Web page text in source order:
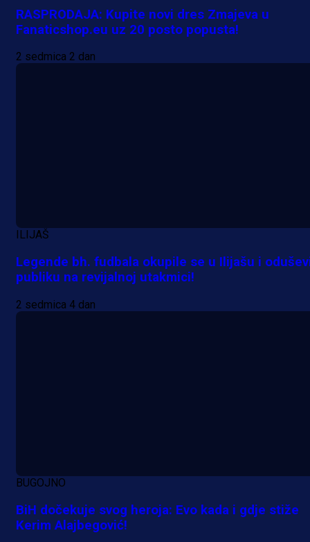
A Selekcija
Muharemović se ozbiljno nameće
Leedsu: Nova dobra partija bh.
RASPRODAJA: Kupite novi dres Zmajeva u
Fanaticshop.eu uz 20 posto popusta!
2 sedmica 2 dan
ILIJAŠ
Legende bh. fudbala okupile se u Ilijašu i
publiku na revijalnoj utakmici!
2 sedmica 4 dan
BUGOJNO
BiH dočekuje svog heroja: Evo kada i gdje stiže
Kerim Alajbegović!